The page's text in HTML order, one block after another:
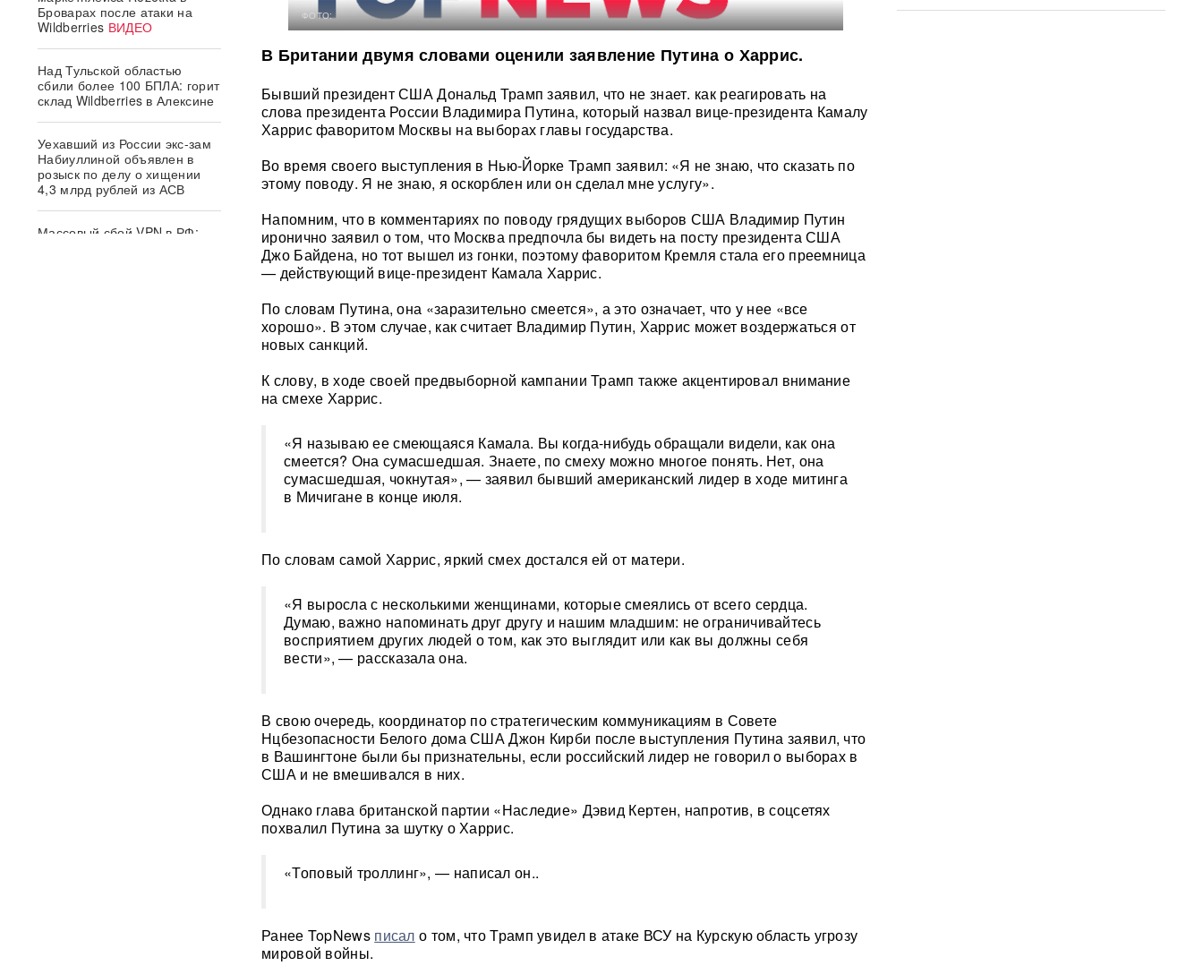
Броварах после атаки на
Wildberries ВИДЕО
Над Тульской областью
сбили более 100 БПЛА: горит
склад Wildberries в Алексине
Уехавший из России экс-зам
Набиуллиной объявлен в
розыск по делу о хищении
4,3 млрд рублей из АСВ
Массовый сбой VPN в РФ:
ФОТО:
В Британии двумя словами оценили заявление Путина о Харрис.
Бывший президент США Дональд Трамп заявил, что не знает. как реагировать на
слова президента России Владимира Путина, который назвал вице-президента Камалу
Харрис фаворитом Москвы на выборах главы государства.
Во время своего выступления в Нью-Йорке Трамп заявил: «Я не знаю, что сказать по
этому поводу. Я не знаю, я оскорблен или он сделал мне услугу».
Напомним, что в комментариях по поводу грядущих выборов США Владимир Путин
иронично заявил о том, что Москва предпочла бы видеть на посту президента США
Джо Байдена, но тот вышел из гонки, поэтому фаворитом Кремля стала его преемница
— действующий вице-президент Камала Харрис.
По словам Путина, она «заразительно смеется», а это означает, что у нее «все
хорошо». В этом случае, как считает Владимир Путин, Харрис может воздержаться от
новых санкций.
К слову, в ходе своей предвыборной кампании Трамп также акцентировал внимание
на смехе Харрис.
«Я называю ее смеющаяся Камала. Вы когда-нибудь обращали видели, как она
смеется? Она сумасшедшая. Знаете, по смеху можно многое понять. Нет, она
сумасшедшая, чокнутая», — заявил бывший американский лидер в ходе митинга
в Мичигане в конце июля.
По словам самой Харрис, яркий смех достался ей от матери.
«Я выросла с несколькими женщинами, которые смеялись от всего сердца.
Думаю, важно напоминать друг другу и нашим младшим: не ограничивайтесь
восприятием других людей о том, как это выглядит или как вы должны себя
вести», — рассказала она.
В свою очередь, координатор по стратегическим коммуникациям в Совете
Нцбезопасности Белого дома США Джон Кирби после выступления Путина заявил, что
в Вашингтоне были бы признательны, если российский лидер не говорил о выборах в
США и не вмешивался в них.
Однако глава британской партии «Наследие» Дэвид Кертен, напротив, в соцсетях
похвалил Путина за шутку о Харрис.
«Топовый троллинг», — написал он..
Ранее TopNews писал о том, что Трамп увидел в атаке ВСУ на Курскую область угрозу
мировой войны.